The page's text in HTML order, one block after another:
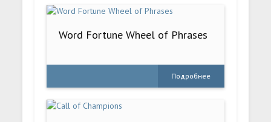
Word Fortune Wheel of Phrases
Подробнее